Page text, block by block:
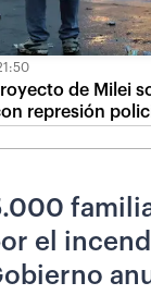
de Milei
represión
el